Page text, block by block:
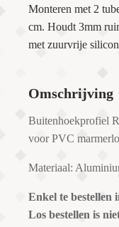
Monteren met 2
cm. Houdt 3mm
met zuurvrije
Omschrijving
Buitenhoekprofiel
voor PVC
Materiaal:
Enkel te bestellen
Los bestellen is